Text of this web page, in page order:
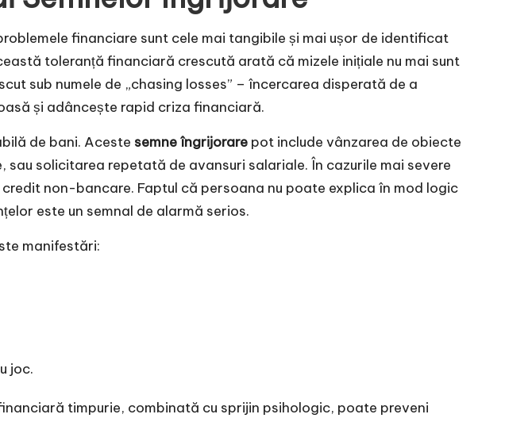
financiare sunt cele mai tangibile și mai ușor de identificat
toleranță financiară crescută arată că mizele inițiale nu mai sunt
sub numele de „chasing losses” – încercarea disperată de a
și adâncește rapid criza financiară.
de bani. Aceste semne îngrijorare pot include vânzarea de obiecte
solicitarea repetată de avansuri salariale. În cazurile mai severe
non-bancare. Faptul că persoana nu poate explica în mod logic
este un semnal de alarmă serios.
manifestări:
joc.
timpurie, combinată cu sprijin psihologic, poate preveni